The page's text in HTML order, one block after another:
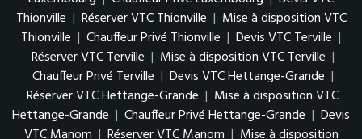
Thionville | Réserver VTC Thionville | Mise à disposition VTC
Thionville | Chauffeur Privé Thionville | Devis VTC Terville |
Réserver VTC Terville | Mise à disposition VTC Terville |
Chauffeur Privé Terville | Devis VTC Hettange-Grande |
Réserver VTC Hettange-Grande | Mise à disposition VTC
Hettange-Grande | Chauffeur Privé Hettange-Grande | Devis